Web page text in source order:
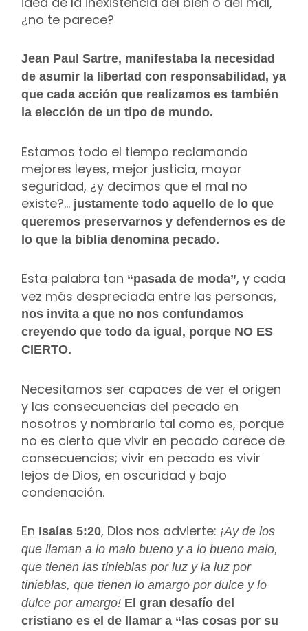
¿no te parece?
Jean Paul Sartre, manifestaba la necesidad
de asumir la libertad con responsabilidad, ya
que cada acción que realizamos es también
la elección de un tipo de mundo.
Estamos todo el tiempo reclamando
mejores leyes, mejor justicia, mayor
seguridad, ¿y decimos que el mal no
existe?… justamente todo aquello de lo que
queremos preservarnos y defendernos es de
lo que la biblia denomina pecado.
Esta palabra tan “pasada de moda”, y cada
vez más despreciada entre las personas,
nos invita a que no nos confundamos
creyendo que todo da igual, porque NO ES
CIERTO.
Necesitamos ser capaces de ver el origen
y las consecuencias del pecado en
nosotros y nombrarlo tal como es, porque
no es cierto que vivir en pecado carece de
consecuencias; vivir en pecado es vivir
lejos de Dios, en oscuridad y bajo
condenación.
En Isaías 5:20, Dios nos advierte: ¡Ay de los
que llaman a lo malo bueno y a lo bueno malo,
que tienen las tinieblas por luz y la luz por
tinieblas, que tienen lo amargo por dulce y lo
dulce por amargo! El gran desafío del
cristiano es el de llamar a “las cosas por su